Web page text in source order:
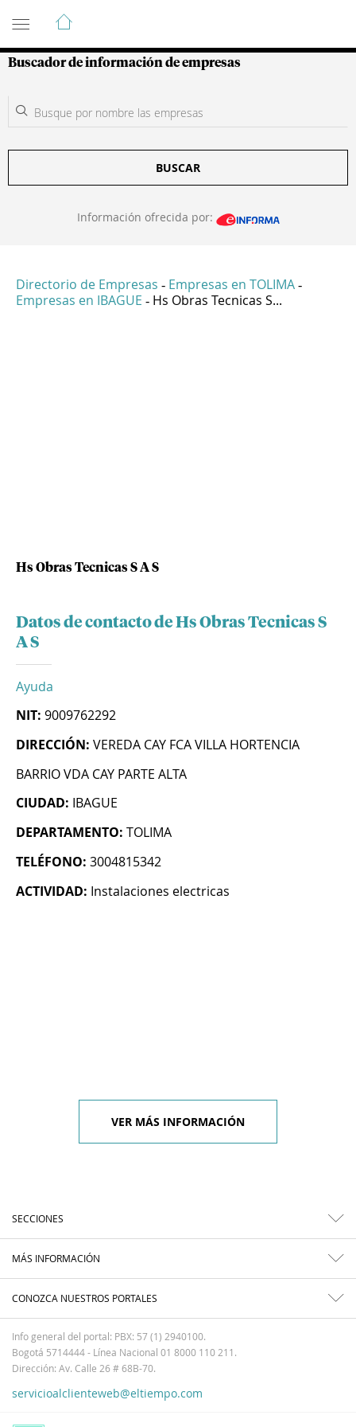
Guía de Empresas Colombianas
Buscador de información de empresas
BUSCAR
Información ofrecida por:
Directorio de Empresas - Empresas en TOLIMA -
Empresas en IBAGUE - Hs Obras Tecnicas S...
Hs Obras Tecnicas S A S
Datos de contacto de Hs Obras Tecnicas S
A S
Ayuda
NIT: 9009762292
DIRECCIÓN: VEREDA CAY FCA VILLA HORTENCIA
BARRIO VDA CAY PARTE ALTA
CIUDAD: IBAGUE
DEPARTAMENTO: TOLIMA
TELÉFONO: 3004815342
ACTIVIDAD: Instalaciones electricas
VER MÁS INFORMACIÓN
SECCIONES
MÁS INFORMACIÓN
CONOZCA NUESTROS PORTALES
Info general del portal: PBX: 57 (1) 2940100.
Bogotá 5714444 - Línea Nacional 01 8000 110 211.
Dirección: Av. Calle 26 # 68B-70.
servicioalclienteweb@eltiempo.com